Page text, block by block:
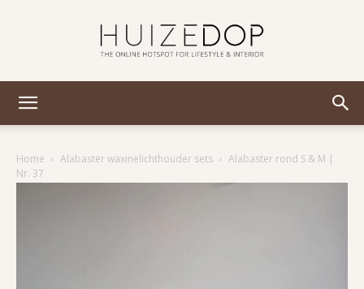
Home Alabaster waxinelichthouder sets
Alabaster rond S & M |
Nr. 37